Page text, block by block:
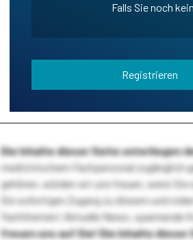
Falls Sie noch
Registrieren
Die Inhalte dieser Seite unterliegen
medizinischem Fachpersonal zugänglich
gehören, würden wir uns freuen, wenn
Sie sofortigen Zugang zu diesem und
Fachthemen! Aktuelle News, spannende
freuen uns auf Sie!Die Inhalte